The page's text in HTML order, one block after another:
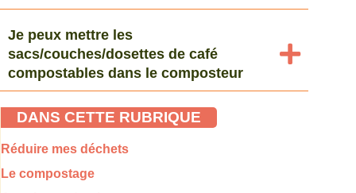
Je peux mettre les
sacs/couches/dosettes de café
compostables dans le composteur
DANS CETTE RUBRIQUE
Réduire mes déchets
Le compostage